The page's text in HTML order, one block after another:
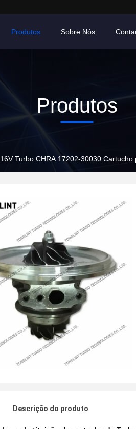
Produtos Sobre Nós
Produtos
Turbo CHRA 17202-30030
Descrição do produto